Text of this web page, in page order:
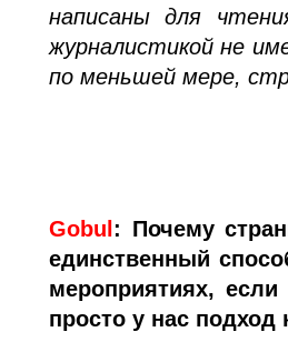
написаны для
журналистикой не
по меньшей мере,
Gobul : Почему
единственный
мероприятиях,
просто у нас